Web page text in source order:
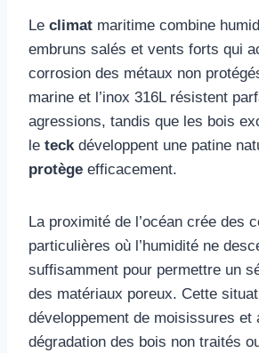
Le climat maritime combine
embruns salés et vents forts qui
corrosion des métaux non
marine et l’inox 316L résistent
agressions, tandis que les bois
le teckdéveloppent une patine
protège efficacement.
La proximité de l’océan crée des
particulières où l’humidité ne
suffisamment pour permettre un
des matériaux poreux. Cette
développement de moisissures et
dégradation des bois non traités